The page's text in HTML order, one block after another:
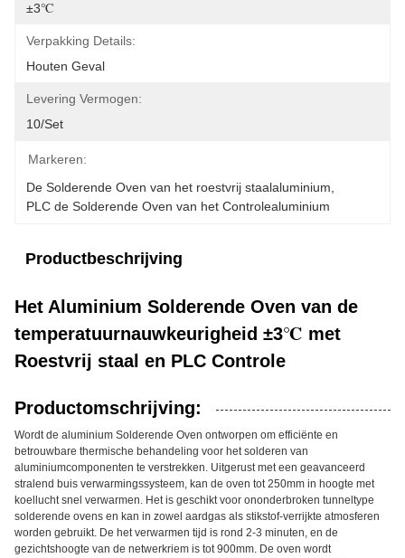
±3℃
Verpakking Details:
Houten Geval
Levering Vermogen:
10/set
Markeren:
De Solderende Oven van het roestvrij staalaluminium
PLC de Solderende Oven van het Controlealuminium
Productbeschrijving
Het Aluminium Solderende Oven van de
temperatuurnauwkeurigheid ±3℃ met
Roestvrij staal en PLC Controle
Productomschrijving:
Wordt de aluminium Solderende Oven ontworpen om efficiënte en
betrouwbare thermische behandeling voor het solderen van
aluminiumcomponenten te verstrekken. Uitgerust met een geavanceerd
stralend buis verwarmingssysteem, kan de oven tot 250mm in hoogte met
koellucht snel verwarmen. Het is geschikt voor ononderbroken tunneltype
solderende ovens en kan in zowel aardgas als stikstof-verrijkte atmosferen
worden gebruikt. De het verwarmen tijd is rond 2-3 minuten, en de
gezichtshoogte van de netwerkriem is tot 900mm. De oven wordt